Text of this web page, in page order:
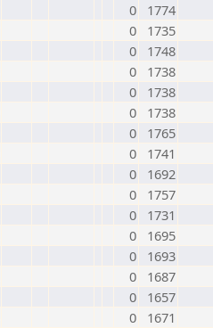
0
1774
0
1735
0
1748
0
1738
0
1738
0
1738
0
1765
0
1741
0
1692
0
1757
0
1731
0
1695
0
1693
0
1687
0
1657
0
1671